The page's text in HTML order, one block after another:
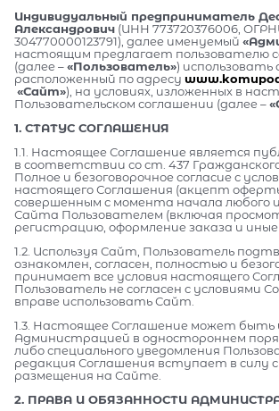
Индивидуальный предприниматель
Александрович (ИНН 773720376006,
304770000123791), далее именуемый
настоящим предлагает пользователю
(далее –«Пользователь») использовать
расположенный по адресу
«Сайт»), на условиях, изложенных в
Пользовательском соглашении (далее –
1. СТАТУС СОГЛАШЕНИЯ
1.1. Настоящее Соглашение является
в соответствии со ст. 437
Полное и безоговорочное согласие с
настоящего Соглашения (акцепт
совершенным с момента начала любого
Сайта Пользователем (включая
регистрацию, оформление заказа и
1.2. Используя Сайт, Пользователь
ознакомлен, согласен, полностью и
принимает все условия настоящего
Пользователь не согласен с условиями
вправе использовать Сайт.
1.3. Настоящее Соглашение может быть
Администрацией в одностороннем
либо специального уведомления
редакция Соглашения вступает в силу
размещения на Сайте.
2. ПРАВА И ОБЯЗАННОСТИ